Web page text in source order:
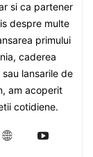
si ca partener
despre multe
primului
caderea
lansarile de
am acoperit
cotidiene.